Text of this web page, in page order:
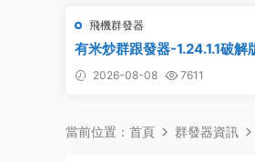
飛機群發器
有米炒群跟發器-1.24.1.1破解
2026-08-08 7611
當前位置： 首頁 群發器資訊